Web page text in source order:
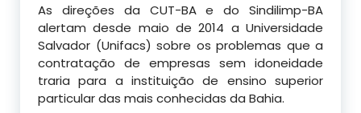
As direções da CUT-BA e do Sindilimp-BA
alertam desde maio de 2014 a Universidade
Salvador (Unifacs) sobre os problemas que a
contratação de empresas sem idoneidade
traria para a instituição de ensino superior
particular das mais conhecidas da Bahia.